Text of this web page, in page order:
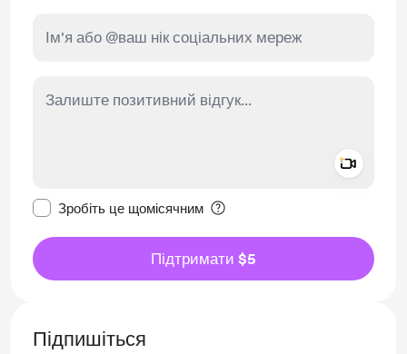
Зробіть це щомісячним
Підтримати $5
Підпишіться